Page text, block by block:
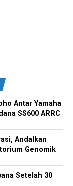
Antar Yamaha
SS600 ARRC
Andalkan
Genomik
Setelah 30